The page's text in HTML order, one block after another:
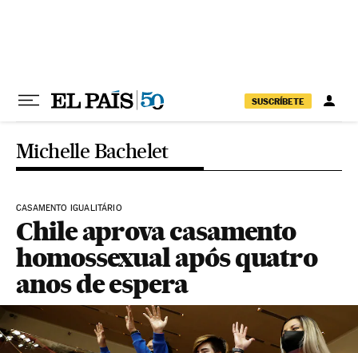
SUSCRÍBETE
Michelle Bachelet
CASAMENTO IGUALITÁRIO
Chile aprova casamento
homossexual após quatro
anos de espera